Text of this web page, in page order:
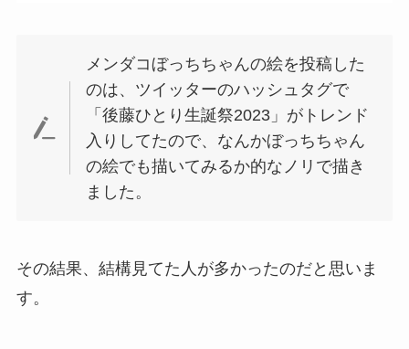
メンダコぼっちちゃんの絵を投稿した
のは、ツイッターのハッシュタグで
「後藤ひとり生誕祭2023」がトレンド
入りしてたので、なんかぼっちちゃん
の絵でも描いてみるか的なノリで描き
ました。
その結果、結構見てた人が多かったのだと思いま
す。